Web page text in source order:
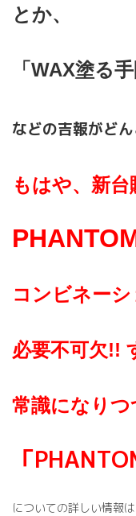
とか、
「WAX塗る
などの吉報がど
もはや、新
コンビネーシ
必要不可欠!!
常識になり
「
についての詳しい情報